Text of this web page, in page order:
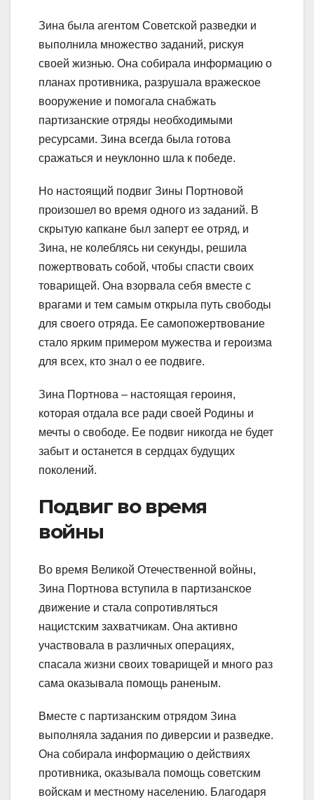
Зина была агентом Советской разведки и
выполнила множество заданий, рискуя
своей жизнью. Она собирала информацию о
планах противника, разрушала вражеское
вооружение и помогала снабжать
партизанские отряды необходимыми
ресурсами. Зина всегда была готова
сражаться и неуклонно шла к победе.
Но настоящий подвиг Зины Портновой
произошел во время одного из заданий. В
скрытую капкане был заперт ее отряд, и
Зина, не колеблясь ни секунды, решила
пожертвовать собой, чтобы спасти своих
товарищей. Она взорвала себя вместе с
врагами и тем самым открыла путь свободы
для своего отряда. Ее самопожертвование
стало ярким примером мужества и героизма
для всех, кто знал о ее подвиге.
Зина Портнова – настоящая героиня,
которая отдала все ради своей Родины и
мечты о свободе. Ее подвиг никогда не будет
забыт и останется в сердцах будущих
поколений.
Подвиг во время
войны
Во время Великой Отечественной войны,
Зина Портнова вступила в партизанское
движение и стала сопротивляться
нацистским захватчикам. Она активно
участвовала в различных операциях,
спасала жизни своих товарищей и много раз
сама оказывала помощь раненым.
Вместе с партизанским отрядом Зина
выполняла задания по диверсии и разведке.
Она собирала информацию о действиях
противника, оказывала помощь советским
войскам и местному населению. Благодаря